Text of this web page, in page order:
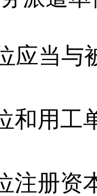
应当与
和用工
注册资